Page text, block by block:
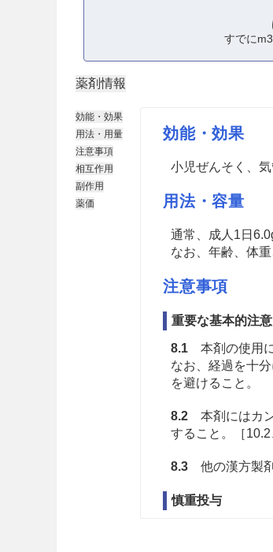
すでに
薬剤情報
効能・効果
用法・用量
注意事項
相互作用
副作用
薬価
効能・効果
小児ぜんそく、
用法・容量
通常、成人1日
なお、年齢、体
注意事項
重要な基本的注意
8.1本剤の使用に
なお、経過を十
を避けること。
8.2本剤にはカン
すること。［10.2
8.3他の漢方製剤
慎重投与